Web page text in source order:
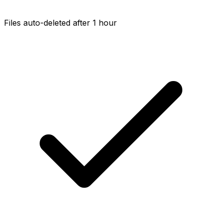
Files auto-deleted after 1 hour